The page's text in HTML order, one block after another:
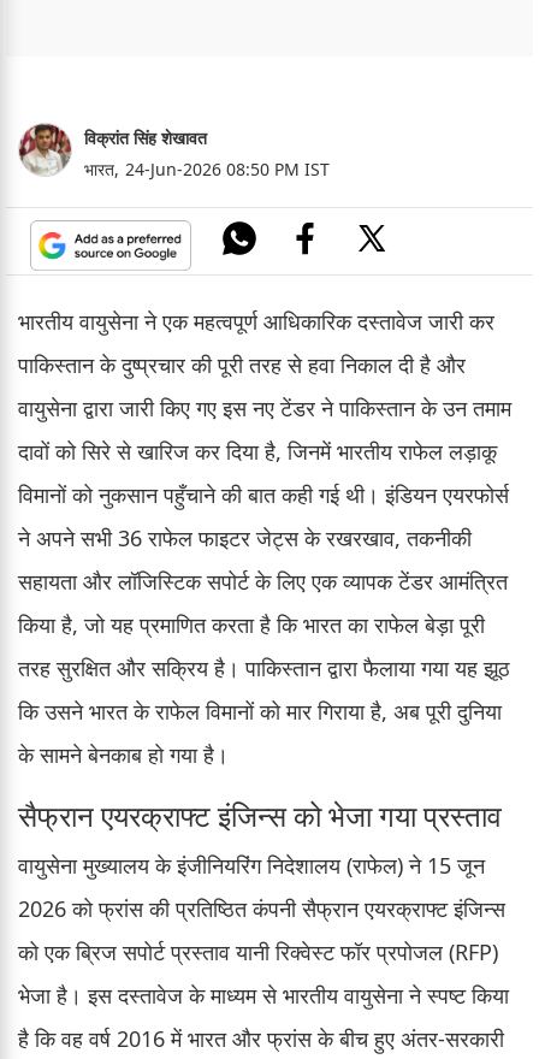
विक्रांत सिंह शेखावत
भारत, 24-Jun-2026 08:50 PM IST
भारतीय वायुसेना ने एक महत्वपूर्ण आधिकारिक दस्तावेज जारी कर
पाकिस्तान के दुष्प्रचार की पूरी तरह से हवा निकाल दी है और
वायुसेना द्वारा जारी किए गए इस नए टेंडर ने पाकिस्तान के उन तमाम
दावों को सिरे से खारिज कर दिया है, जिनमें भारतीय राफेल लड़ाकू
विमानों को नुकसान पहुँचाने की बात कही गई थी। इंडियन एयरफोर्स
ने अपने सभी 36 राफेल फाइटर जेट्स के रखरखाव, तकनीकी
सहायता और लॉजिस्टिक सपोर्ट के लिए एक व्यापक टेंडर आमंत्रित
किया है, जो यह प्रमाणित करता है कि भारत का राफेल बेड़ा पूरी
तरह सुरक्षित और सक्रिय है। पाकिस्तान द्वारा फैलाया गया यह झूठ
कि उसने भारत के राफेल विमानों को मार गिराया है, अब पूरी दुनिया
के सामने बेनकाब हो गया है।
सैफ्रान एयरक्राफ्ट इंजिन्स को भेजा गया प्रस्ताव
वायुसेना मुख्यालय के इंजीनियरिंग निदेशालय (राफेल) ने 15 जून
2026 को फ्रांस की प्रतिष्ठित कंपनी सैफ्रान एयरक्राफ्ट इंजिन्स
को एक ब्रिज सपोर्ट प्रस्ताव यानी रिक्वेस्ट फॉर प्रपोजल (RFP)
भेजा है। इस दस्तावेज के माध्यम से भारतीय वायुसेना ने स्पष्ट किया
है कि वह वर्ष 2016 में भारत और फ्रांस के बीच हुए अंतर-सरकारी